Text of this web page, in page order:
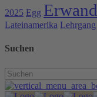
2025 Egg
Lateinamerika Lehrgang
Suchen
Search
for: